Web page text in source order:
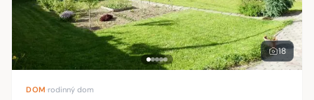
18
DOM rodinný dom